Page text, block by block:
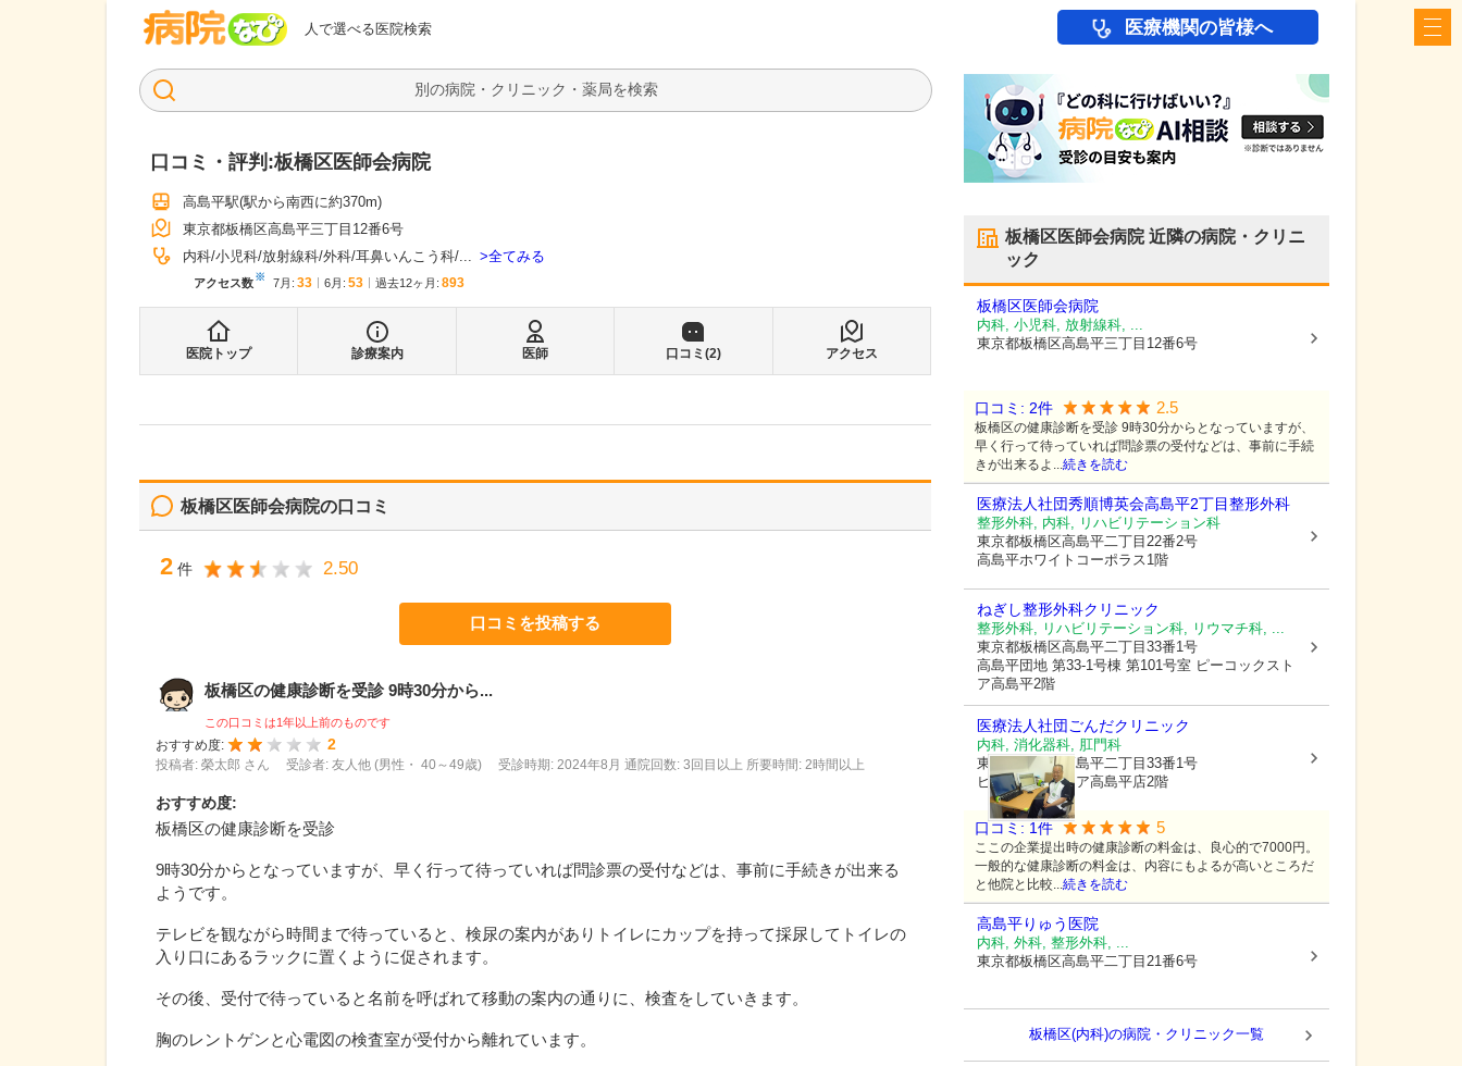
人で選べる医院検索
病院なび 医療機関の皆様へ
検索
口コミ・評判:板橋区医師会病院
高島平駅(駅から南西に約370m)
東京都板橋区高島平三丁目12番6号
内科 小児科 放射線科 外科 耳鼻いんこう科 ... 全てみる
アクセス数※ 7月 : 33 6月 : 53 過去12ヶ月: 893
医院トップ 診療案内 医師 口コミ(2) アクセス
板橋区医師会病院の口コミ
2 件 2.50
口コミを投稿する
板橋区の健康診断を受診 9時30分から...
この口コミは1年以上前のものです
おすすめ度:
2
投稿者: 榮太郎 さん 受診者: 友人他 (男性・ 40～49歳) 受診時期: 2024年8月 通院回数: 3回目以上 所要時間: 2時間以上
おすすめ度:
板橋区の健康診断を受診
9時30分からとなっていますが、早く行って待っていれば問診票の受付などは、事前に手続きが出来る
ようです。
テレビを観ながら時間まで待っていると、検尿の案内がありトイレにカップを持って採尿してトイレの
入り口にあるラックに置くように促されます。
その後、受付で待っていると名前を呼ばれて移動の案内の通りに、検査をしていきます。
胸のレントゲンと心電図の検査室が受付から離れています。
板橋区医師会病院近隣の病院・クリニ
ック
板橋区医師会病院
内科, 小児科, 放射線科, ...
東京都板橋区高島平三丁目12番6号
口コミ: 2件 2.5
板橋区の健康診断を受診 9時30分からとなっていますが、
早く行って待っていれば問診票の受付などは、事前に手続
きが出来るよ...続きを読む
医療法人社団秀順博英会高島平2丁目整形外科
整形外科, 内科, リハビリテーション科
東京都板橋区高島平二丁目22番2号
高島平ホワイトコーポラス1階
ねぎし整形外科クリニック
整形外科, リハビリテーション科, リウマチ科, ...
東京都板橋区高島平二丁目33番1号
高島平団地 第33-1号棟 第101号室 ピーコックスト
ア高島平2階
医療法人社団ごんだクリニック
内科, 消化器科, 肛門科
東京都板橋区高島平二丁目33番1号
ピーコックストア高島平店2階
口コミ: 1件 5
ここの企業提出時の健康診断の料金は、良心的で7000円。
一般的な健康診断の料金は、内容にもよるが高いところだ
と他院と比較...続きを読む
高島平りゅう医院
内科, 外科, 整形外科, ...
東京都板橋区高島平二丁目21番6号
板橋区(内科)の病院・クリニック一覧